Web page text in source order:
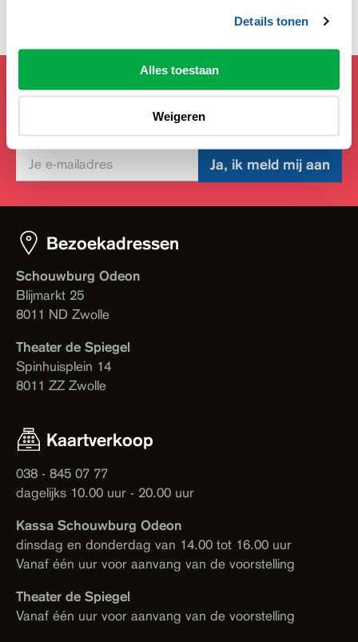
Details tonen
Alles toestaan
Weigeren
Mis geen theaternieuws!
Schrijf je in voor de nieuwsbrief en blijf wekelijks op
Ja, ik meld mij aan
Bezoekadressen
Schouwburg Odeon
Blijmarkt 25
8011 ND Zwolle
Theater de Spiegel
Spinhuisplein 14
8011 ZZ Zwolle
Kaartverkoop
038 - 845 07 77
dagelijks 10.00 uur - 20.00 uur
Kassa Schouwburg Odeon
dinsdag en donderdag van 14.00 tot 16.00 uur
Vanaf één uur voor aanvang van de voorstelling
Theater de Spiegel
Vanaf één uur voor aanvang van de voorstelling